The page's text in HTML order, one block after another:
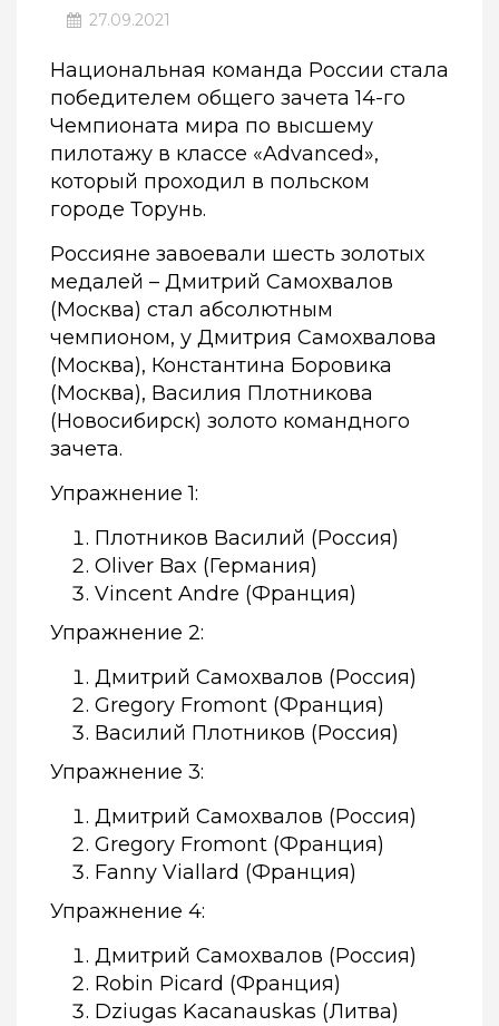
27.09.2021
Национальная команда России стала
победителем общего зачета 14-го
Чемпионата мира по высшему
пилотажу в классе «Advanced»,
который проходил в польском
городе Торунь.
Россияне завоевали шесть золотых
медалей – Дмитрий Самохвалов
(Москва) стал абсолютным
чемпионом, у Дмитрия Самохвалова
(Москва), Константина Боровика
(Москва), Василия Плотникова
(Новосибирск) золото командного
зачета.
Упражнение 1:
Плотников Василий (Россия)
Oliver Bax (Германия)
Vincent Andre (Франция)
Упражнение 2:
Дмитрий Самохвалов (Россия)
Gregory Fromont (Франция)
Василий Плотников (Россия)
Упражнение 3:
Дмитрий Самохвалов (Россия)
Gregory Fromont (Франция)
Fanny Viallard (Франция)
Упражнение 4:
Дмитрий Самохвалов (Россия)
Robin Picard (Франция)
Dziugas Kacanauskas (Литва)